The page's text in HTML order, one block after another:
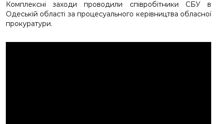
Комплексні заходи проводили співробітники СБУ в
Одеській області за процесуального керівництва обласної
прокуратури.